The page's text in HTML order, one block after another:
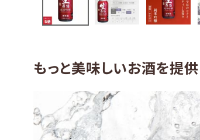
ACCOUNT MENU
ようこそ ゲスト 様
もっと美味しいお酒を提供